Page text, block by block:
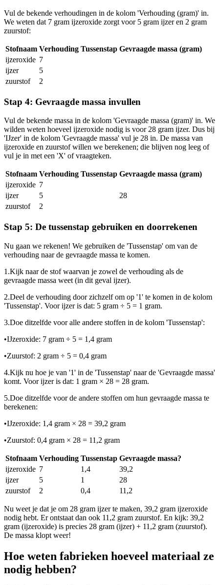
Vul de bekende verhoudingen in de kolom 'Verhouding (gram)' in.
We weten dat 7 gram ijzeroxide zorgt voor 5 gram ijzer en 2 gram
zuurstof:
Stofnaam Verhouding Tussenstap Gevraagde massa (gram)
ijzeroxide 7
ijzer
5
zuurstof
2
Stap 4: Gevraagde massa invullen
Vul de bekende massa in de kolom 'Gevraagde massa (gram)' in. We
wilden weten hoeveel ijzeroxide nodig is voor 28 gram ijzer. Dus bij
'IJzer' in de kolom 'Gevraagde massa' vul je 28 in. De massa van
ijzeroxide en zuurstof willen we berekenen; die blijven nog leeg of
vul je in met een 'X' of vraagteken.
Stofnaam Verhouding Tussenstap Gevraagde massa (gram)
ijzeroxide 7
ijzer
5
28
zuurstof
2
Stap 5: De tussenstap gebruiken en doorrekenen
Nu gaan we rekenen! We gebruiken de 'Tussenstap' om van de
verhouding naar de gevraagde massa te komen.
1.Kijk naar de stof waarvan je zowel de verhouding als de
gevraagde massa weet (in dit geval ijzer).
2.Deel de verhouding door zichzelf om op '1' te komen in de kolom
'Tussenstap'. Voor ijzer is dat: 5 gram ÷ 5 = 1 gram.
3.Doe ditzelfde voor alle andere stoffen in de kolom 'Tussenstap':
•IJzeroxide: 7 gram ÷ 5 = 1,4 gram
•Zuurstof: 2 gram ÷ 5 = 0,4 gram
4.Kijk nu hoe je van '1' in de 'Tussenstap' naar de 'Gevraagde massa'
komt. Voor ijzer is dat: 1 gram × 28 = 28 gram.
5.Doe ditzelfde voor de andere stoffen om hun gevraagde massa te
berekenen:
•IJzeroxide: 1,4 gram × 28 = 39,2 gram
•Zuurstof: 0,4 gram × 28 = 11,2 gram
Stofnaam Verhouding Tussenstap Gevraagde massa?
ijzeroxide 7 1,4
39,2
ijzer
5 1
28
zuurstof
2 0,4 11,2
Nu weet je dat je om 28 gram ijzer te maken, 39,2 gram ijzeroxide
nodig hebt. Er ontstaat dan ook 11,2 gram zuurstof. En kijk: 39,2
gram (ijzeroxide) is precies 28 gram (ijzer) + 11,2 gram (zuurstof).
De massa klopt weer!
Hoe weten fabrieken hoeveel materiaal ze
nodig hebben?